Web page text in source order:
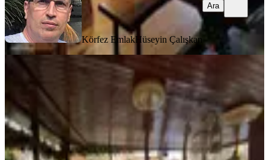
Körfez EmlakHüseyin Çalışkan
Ara
EŞYALI
Balıkesir Gömec Te Satılık Ciftlikevi
Balıkesir, Gömeç
16.06.2025
80.000.000 ₺